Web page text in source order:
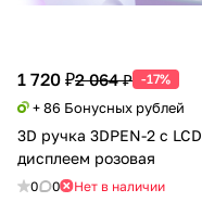
1 720 ₽2 064 ₽ -17%
+ 86 Бонусных рублей
3D ручка 3DPEN-2 с LCD
дисплеем розовая
0 0 Нет в наличии